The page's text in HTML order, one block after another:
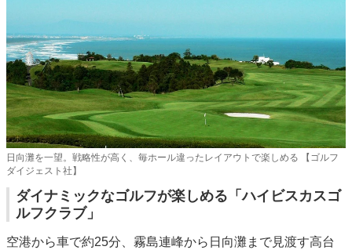
日向灘を一望。戦略性が高く、毎ホール違ったレイアウトで楽しめる 【ゴルフ
ダイジェスト社】
ダイナミックなゴルフが楽しめる「ハイビスカスゴ
ルフクラブ」
空港から車で約25分、霧島連峰から日向灘まで見渡す高台